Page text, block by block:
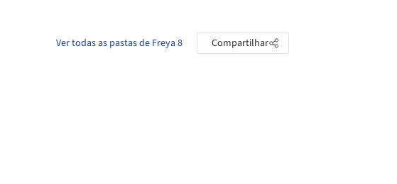
Ver todas as pastas de Freya 8 Compartilhar